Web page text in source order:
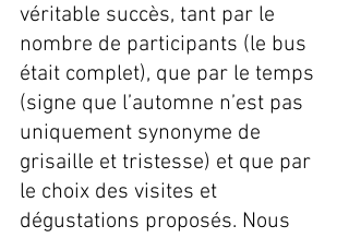
véritable succès, tant par le
nombre de participants (le bus
était complet), que par le temps
(signe que l’automne n’est pas
uniquement synonyme de
grisaille et tristesse) et que par
le choix des visites et
dégustations proposés. Nous